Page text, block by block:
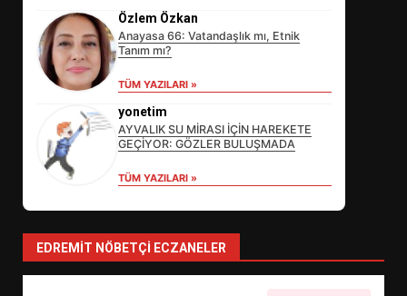
Özlem Özkan
Anayasa 66: Vatandaşlık mı, Etnik
Tanım mı?
TÜM YAZILARI »
yonetim
AYVALIK SU MİRASI İÇİN HAREKETE
GEÇİYOR: GÖZLER BULUŞMADA
TÜM YAZILARI »
EDREMIT NÖBETÇI ECZANELER
SÜRDÜRÜLEBİLİRLİKTE NE
DEĞİŞECEK?
4